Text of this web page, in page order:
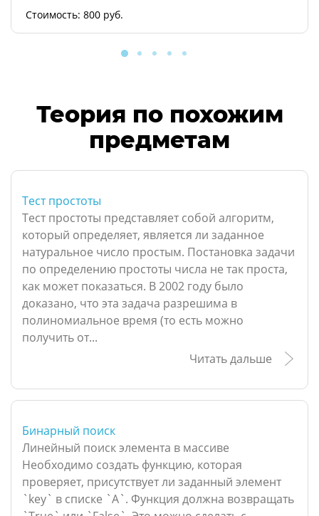
Стоимость: 800 руб.
Теория по похожим
предметам
Тест простоты
Тест простоты представляет собой алгоритм,
который определяет, является ли заданное
натуральное число простым. Постановка задачи
по определению простоты числа не так проста,
как может показаться. В 2002 году было
доказано, что эта задача разрешима в
полиномиальное время (то есть можно
получить от...
Читать дальше
Бинарный поиск
Линейный поиск элемента в массиве
Необходимо создать функцию, которая
проверяет, присутствует ли заданный элемент
`key` в списке `A`. Функция должна возвращать